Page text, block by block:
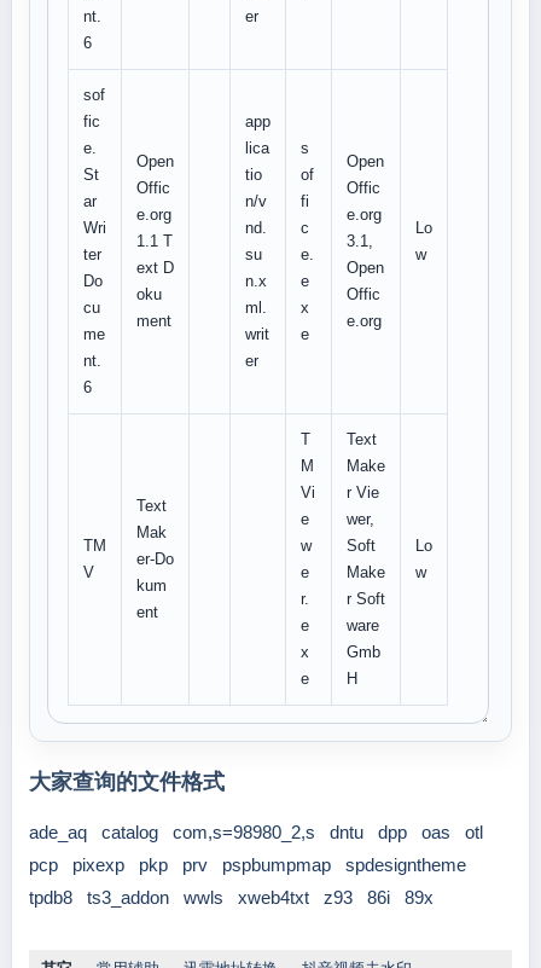
nt.
6
er
sof
fic
e.
St
ar
Wri
ter
Do
cu
me
nt.
6
Open
Offic
e.org
1.1 T
ext D
oku
ment
app
lica
tio
n/v
nd.
su
n.x
ml.
writ
er
s
of
fi
c
e.
e
x
e
Open
Offic
e.org
3.1,
Open
Offic
e.org
Lo
w
TM
V
Text
Mak
er-Do
kum
ent
T
M
Vi
e
w
e
r.
e
x
e
Text
Make
r Vie
wer,
Soft
Make
r Soft
ware
Gmb
H
Lo
w
大家查询的文件格式
ade_aq catalog com,s=98980_2,s dntu dpp oas
otl
pcp
pixexp pkp prv pspbumpmap
spdesigntheme
tpdb8
ts3_addon wwls xweb4txt z93 86i 89x